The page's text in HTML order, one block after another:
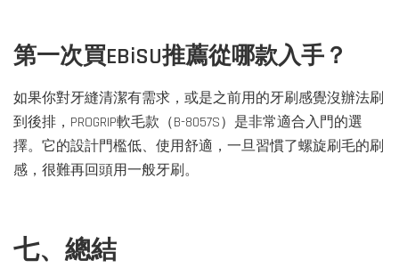
第一次買EBiSU推薦從哪款入手？
如果你對牙縫清潔有需求，或是之前用的牙刷感覺沒辦法刷
到後排，PROGRIP軟毛款（B-8057S）是非常適合入門的選
擇。它的設計門檻低、使用舒適，一旦習慣了螺旋刷毛的刷
感，很難再回頭用一般牙刷。
七、總結